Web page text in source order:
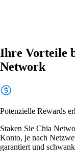
Ihre Vorteile
Network
Potenzielle Rewards
Staken Sie Chia
Konto, je nach
garantiert und